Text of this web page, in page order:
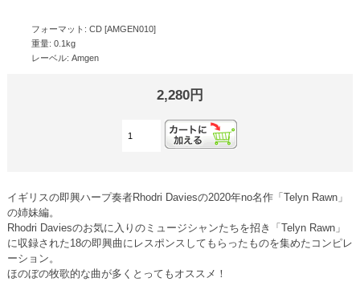
フォーマット: CD [AMGEN010]
重量: 0.1kg
レーベル: Amgen
2,280円
イギリスの即興ハープ奏者Rhodri Daviesの2020年no名作「Telyn Rawn」
の姉妹編。
Rhodri Daviesのお気に入りのミュージシャンたちを招き「Telyn Rawn」
に収録された18の即興曲にレスポンスしてもらったものを集めたコンピレ
ーション。
ほのぼの牧歌的な曲が多くとってもオススメ！